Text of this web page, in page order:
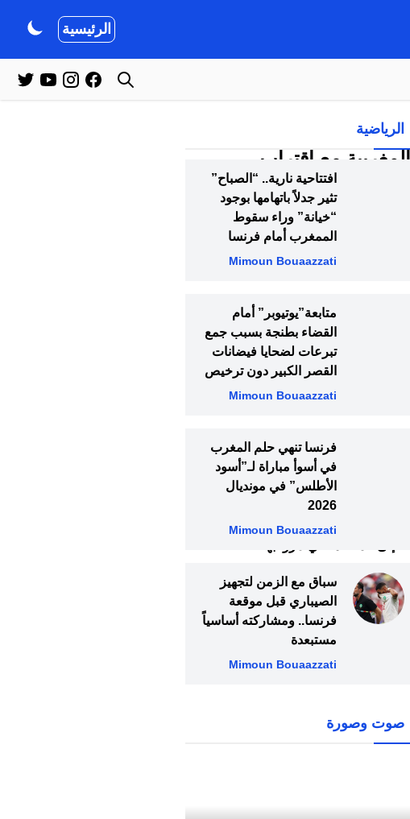
الرئيسية
مع اقتراب
حول أسعار الكتب المدرسية ليطفو إلى السطح،
الجاري، وذلك بعد
المعاناة التي مروا بها
الرياضية
افتتاحية نارية.. “الصباح”
تثير جدلاً باتهامها بوجود
“خيانة” وراء سقوط
الممغرب أمام فرنسا
Mimoun Bouaazzati
متابعة”يوتيوبر” أمام
القضاء بطنجة بسبب جمع
تبرعات لضحايا فيضانات
القصر الكبير دون ترخيص
Mimoun Bouaazzati
فرنسا تنهي حلم المغرب
في أسوأ مباراة لـ”أسود
الأطلس” في مونديال
2026
Mimoun Bouaazzati
سباق مع الزمن لتجهيز
الصيباري قبل موقعة
فرنسا.. ومشاركته أساسياً
مستبعدة
Mimoun Bouaazzati
صوت وصورة